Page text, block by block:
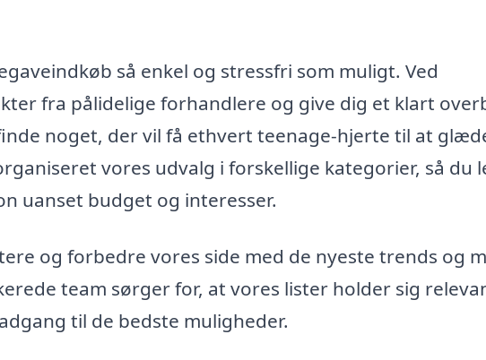
så enkel og stressfri som muligt. Ved
fra pålidelige forhandlere og give dig et klart
noget, der vil få ethvert teenage-hjerte til at
vores udvalg i forskellige kategorier, så du
uanset budget og interesser.
og forbedre vores side med de nyeste trends og
team sørger for, at vores lister holder sig
til de bedste muligheder.